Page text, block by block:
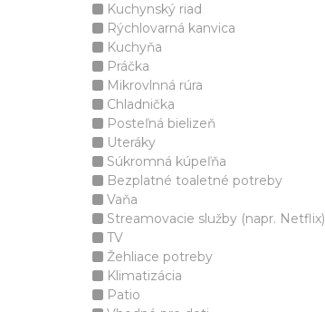
Kuchynský riad
Rýchlovarná kanvica
Kuchyňa
Práčka
Mikrovlnná rúra
Chladnička
Posteľná bielizeň
Uteráky
Súkromná kúpeľňa
Bezplatné toaletné potreby
Vaňa
Streamovacie služby (napr. Netflix)
TV
Žehliace potreby
Klimatizácia
Patio